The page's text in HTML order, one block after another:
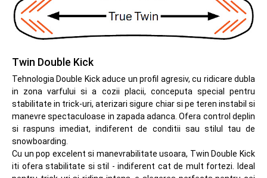
Twin Double Kick
Tehnologia Double Kick aduce un profil agresiv, cu ridicare dubla
in zona varfului si a cozii placii, conceputa special pentru
stabilitate in trick-uri, aterizari sigure chiar si pe teren instabil si
manevre spectaculoase in zapada adanca. Ofera control deplin
si raspuns imediat, indiferent de conditii sau stilul tau de
snowboarding.
Cu un pop excelent si manevrabilitate usoara, Twin Double Kick
iti ofera stabilitate si stil - indiferent cat de mult fortezi. Ideal